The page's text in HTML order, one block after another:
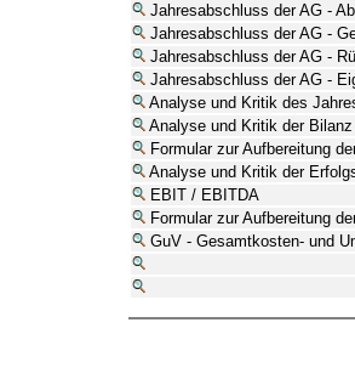
Jahresabschluss der AG -
Jahresabschluss der AG -
Jahresabschluss der AG -
Jahresabschluss der AG -
Analyse und Kritik des
Analyse und Kritik der
Formular zur Aufbereitung
Analyse und Kritik der
EBIT / EBITDA
Formular zur Aufbereitung
GuV - Gesamtkosten- und